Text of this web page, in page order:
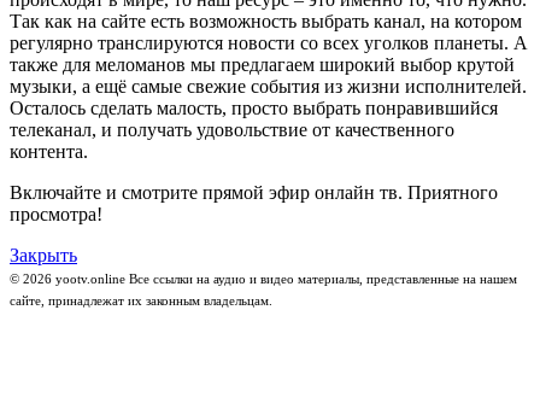
Так как на сайте есть возможность выбрать канал, на котором
регулярно транслируются новости со всех уголков планеты. А
также для меломанов мы предлагаем широкий выбор крутой
музыки, а ещё самые свежие события из жизни исполнителей.
Осталось сделать малость, просто выбрать понравившийся
телеканал, и получать удовольствие от качественного
контента.
Включайте и смотрите прямой эфир онлайн тв. Приятного
просмотра!
Закрыть
© 2026 yootv.online Все ссылки на аудио и видео материалы, представленные на нашем
сайте, принадлежат их законным владельцам.